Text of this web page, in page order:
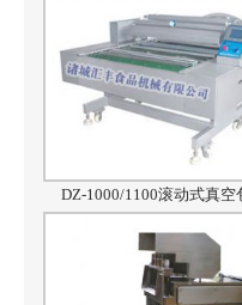
DZ-1000/1100滚动式真空